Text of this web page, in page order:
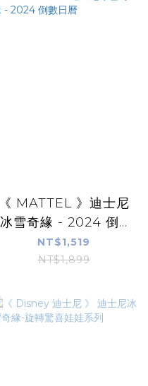
《 MATTEL 》迪士尼
冰雪奇緣 - 2024 倒...
NT$1,519
NT$1,899